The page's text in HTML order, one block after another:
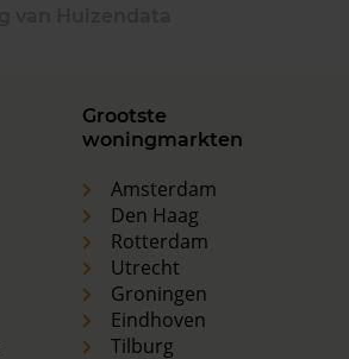
Grootste
woningmarkten
Amsterdam
Den Haag
Rotterdam
Utrecht
Groningen
Eindhoven
Tilburg